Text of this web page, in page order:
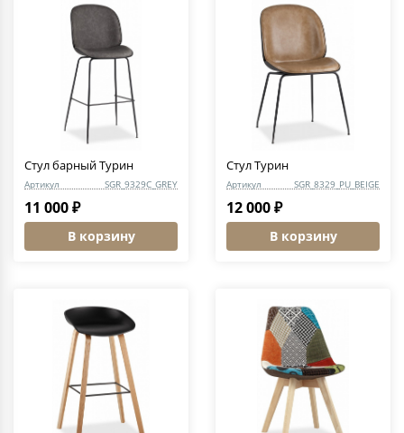
Стул барный Турин
Артикул SGR_9329C_GREY
11 000 ₽
В корзину
Стул Турин
Артикул SGR_8329_PU_BEIGE
12 000 ₽
В корзину